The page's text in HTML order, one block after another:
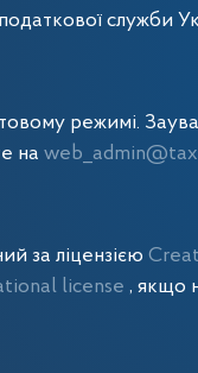
служби
режимі.
на
за ліцензією
license, якщо